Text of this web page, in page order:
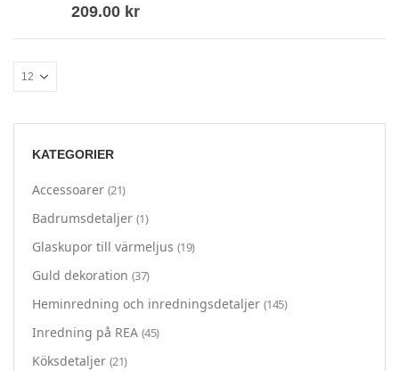
209.00 kr
KATEGORIER
Accessoarer (21)
Badrumsdetaljer (1)
Glaskupor till värmeljus (19)
Guld dekoration (37)
Heminredning och inredningsdetaljer (145)
Inredning på REA (45)
Köksdetaljer (21)